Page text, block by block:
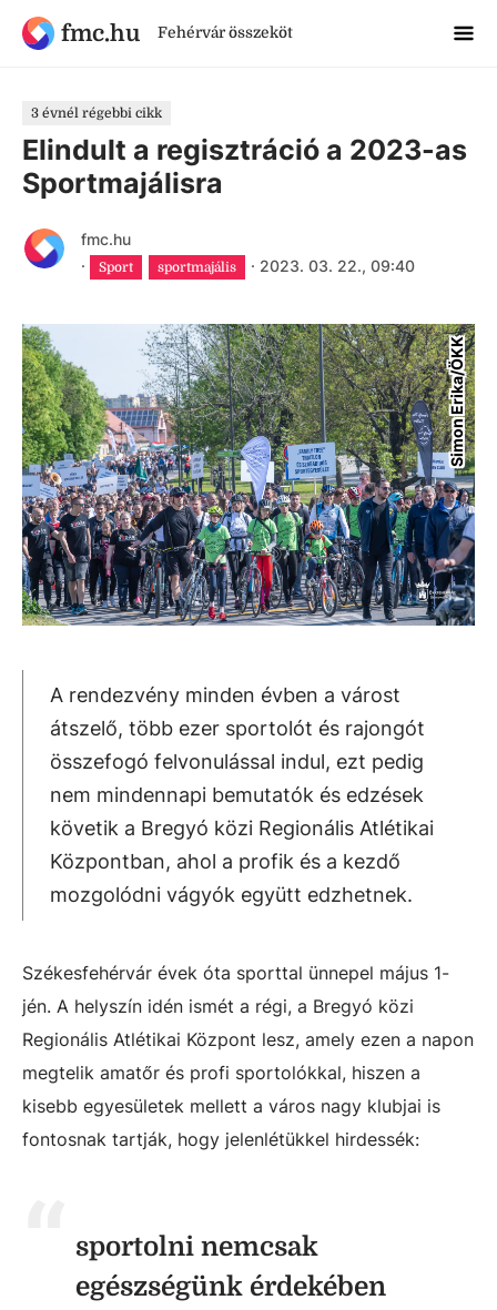
fmc.hu Fehérvár összeköt
3 évnél régebbi cikk
Elindult a regisztráció a 2023-as
Sportmajálisra
fmc.hu
·
Sport sportmajális · 2023. 03. 22., 09:40
Simon Erika/ÖKK
A rendezvény minden évben a várost
átszelő, több ezer sportolót és rajongót
összefogó felvonulással indul, ezt pedig
nem mindennapi bemutatók és edzések
követik a Bregyó közi Regionális Atlétikai
Központban, ahol a profik és a kezdő
mozgolódni vágyók együtt edzhetnek.
Székesfehérvár évek óta sporttal ünnepel május 1-
jén. A helyszín idén ismét a régi, a Bregyó közi
Regionális Atlétikai Központ lesz, amely ezen a napon
megtelik amatőr és profi sportolókkal, hiszen a
kisebb egyesületek mellett a város nagy klubjai is
fontosnak tartják, hogy jelenlétükkel hirdessék:
sportolni nemcsak
egészségünk érdekében